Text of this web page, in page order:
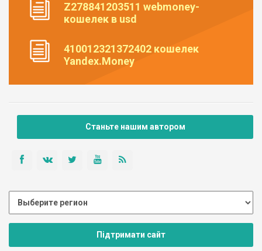
Z278841203511 webmoney-
кошелек в usd
410012321372402 кошелек
Yandex.Money
Станьте нашим автором
Підтримати сайт